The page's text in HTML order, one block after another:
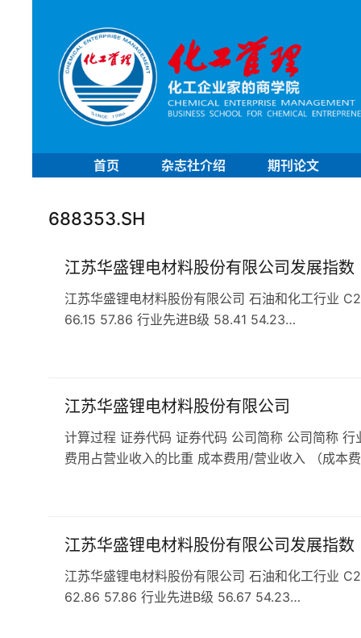
首页 杂志社介绍 期刊论文
688353.SH
江苏华盛锂电材料股份有限公司发展指数
江苏华盛锂电材料股份有限公司 石油和化工行业
66.15 57.86 行业先进B级 58.41 54.23…
江苏华盛锂电材料股份有限公司
计算过程 证券代码 证券代码 公司简称 公司简称
费用占营业收入的比重 成本费用/营业收入 （成本
江苏华盛锂电材料股份有限公司发展指数
江苏华盛锂电材料股份有限公司 石油和化工行业
62.86 57.86 行业先进B级 56.67 54.23…